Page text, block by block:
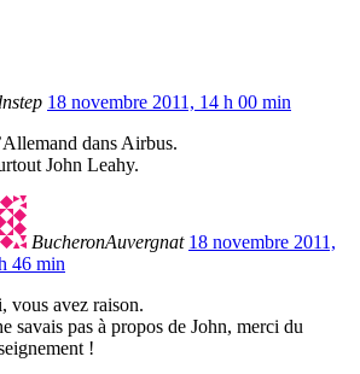
18 novembre 2011, 14 h 00 min
dans Airbus.
John Leahy.
BucheronAuvergnat 18 novembre 2011,
46 min
vous avez raison.
savais pas à propos de John, merci du
!